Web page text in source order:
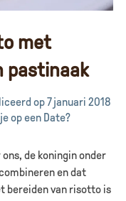
met
pastinaak
op7 januari 2018
op een Date?
de koningin onder
en dat
bereiden van risotto is